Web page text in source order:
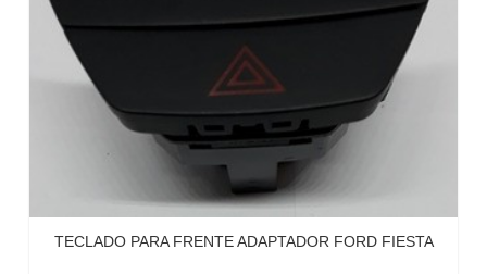
TECLADO PARA FRENTE ADAPTADOR FORD FIESTA